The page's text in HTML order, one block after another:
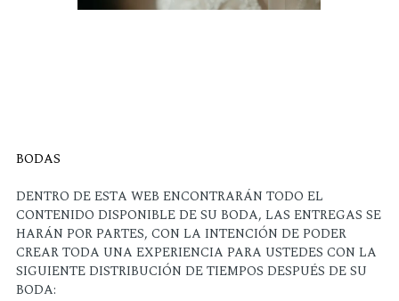
BODAS
DENTRO DE ESTA WEB ENCONTRARÁN TODO EL
CONTENIDO DISPONIBLE DE SU BODA, LAS ENTREGAS SE
HARÁN POR PARTES, CON LA INTENCIÓN DE PODER
CREAR TODA UNA EXPERIENCIA PARA USTEDES CON LA
SIGUIENTE DISTRIBUCIÓN DE TIEMPOS DESPUÉS DE SU
BODA: